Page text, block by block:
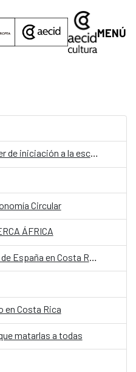
MENÚ
Escribir desde el latido: Taller de iniciación a la escritura teatral
Circular
ÁFRICA
Agosto en el Centro Cultural de España en Costa Rica
en Costa Rica
matarlas a todas